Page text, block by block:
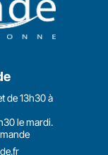
de 13h30 à
le mardi.